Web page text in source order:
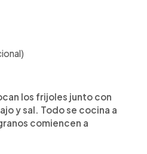
los frijoles junto con
y sal. Todo se cocina a
comiencen a